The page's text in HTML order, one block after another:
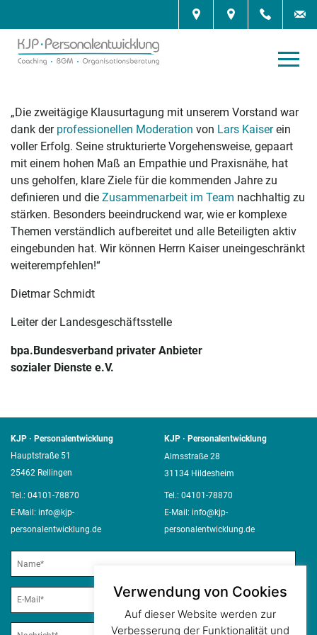
„Die zweitägige Klausurtagung mit unserem Vorstand war
dank der professionellen Moderation von Lars Kaiserein
voller Erfolg. Seine strukturierte Vorgehensweise, gepaart
mit einem hohen Maß an Empathie und Praxisnähe, hat
uns geholfen, klare Ziele für die kommenden Jahre zu
definieren und die Zusammenarbeit im Team nachhaltig zu
stärken. Besonders beeindruckend war, wie er komplexe
Themen verständlich aufbereitet und alle Beteiligten aktiv
eingebunden hat. Wir können Herrn Kaiser uneingeschränkt
weiterempfehlen!“
Dietmar Schmidt
Leiter der Landesgeschäftsstelle
bpa.Bundesverband privater Anbieter
sozialer Dienste e.V.
KJP · Personalentwicklung
Hauptstraße 51
25462 Rellingen
Tel.: 04101-78870
E-Mail: info@kjp-
personalentwicklung.de
KJP · Personalentwicklung
Almsstraße 28
31134 Hildesheim
Tel.: 04101-78870
E-Mail: info@kjp-
personalentwicklung.de
Verwendung von Cookies
Auf dieser Website werden zur
Verbesserung der Funktionalität und